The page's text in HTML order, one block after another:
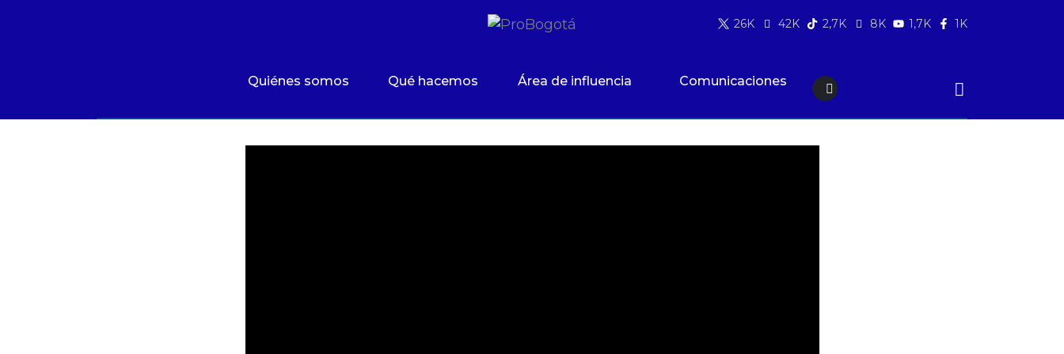
26K 42K 2,7K 8K 1,7K 1K
Quiénes somos Qué hacemos Área de influencia Comunicaciones